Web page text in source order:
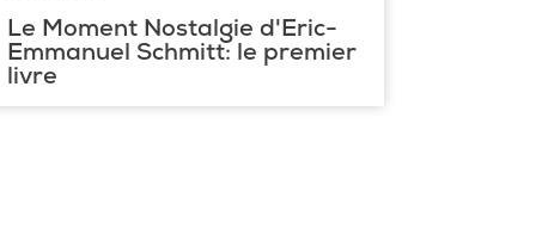
Le Moment Nostalgie d'Eric-
Emmanuel Schmitt: le premier
livre